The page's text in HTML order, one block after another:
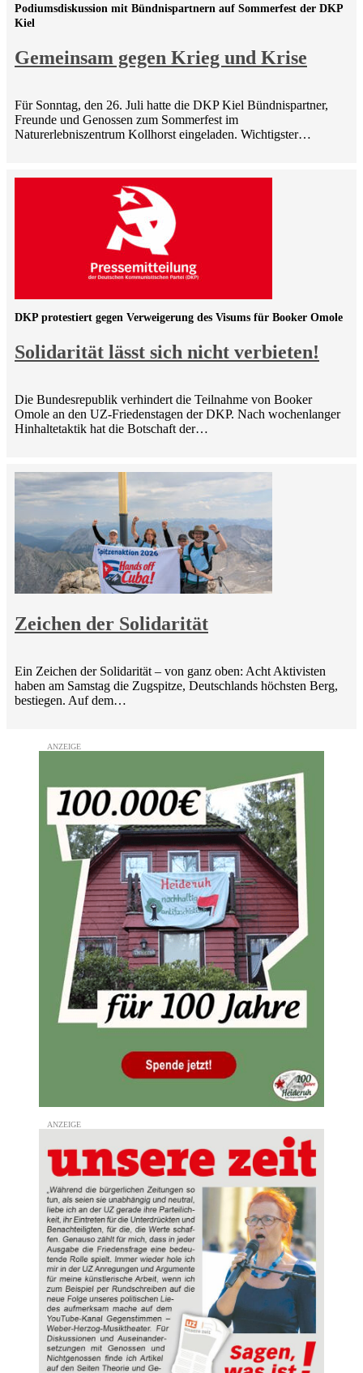
Gemeinsam gegen Krieg und Krise
Podiumsdiskussion mit Bündnispartnern auf Sommerfest der DKP
Kiel
Für Sonntag, den 26. Juli hatte die DKP Kiel Bündnispartner,
Freunde und Genossen zum Sommerfest im
Naturerlebniszentrum Kollhorst eingeladen. Wichtigster…
Solidarität lässt sich nicht verbieten!
DKP protestiert gegen Verweigerung des Visums für Booker Omole
Die Bundesrepublik verhindert die Teilnahme von Booker
Omole an den UZ-Friedenstagen der DKP. Nach wochenlanger
Hinhaltetaktik hat die Botschaft der…
Zeichen der Solidarität
Ein Zeichen der Solidarität – von ganz oben: Acht Aktivisten
haben am Samstag die Zugspitze, Deutschlands höchsten Berg,
bestiegen. Auf dem…